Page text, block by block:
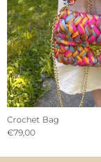
Crochet Bag
€79,00